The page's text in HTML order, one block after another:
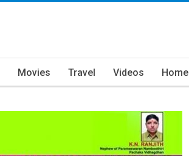
Movies Travel Videos Home